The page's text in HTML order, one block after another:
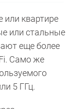
квартире
или стальные
еще более
Само же
5 ГГц.